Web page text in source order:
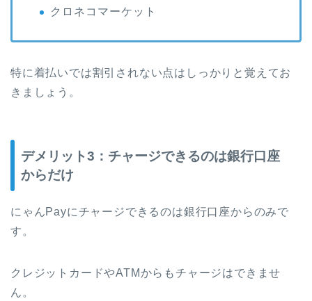
クロネコマーケット
特に着払いでは割引されない点はしっかりと覚えてお
きましょう。
デメリット3：チャージできるのは銀行口座
からだけ
にゃんPayにチャージできるのは銀行口座からのみで
す。
クレジットカードやATMからもチャージはできませ
ん。